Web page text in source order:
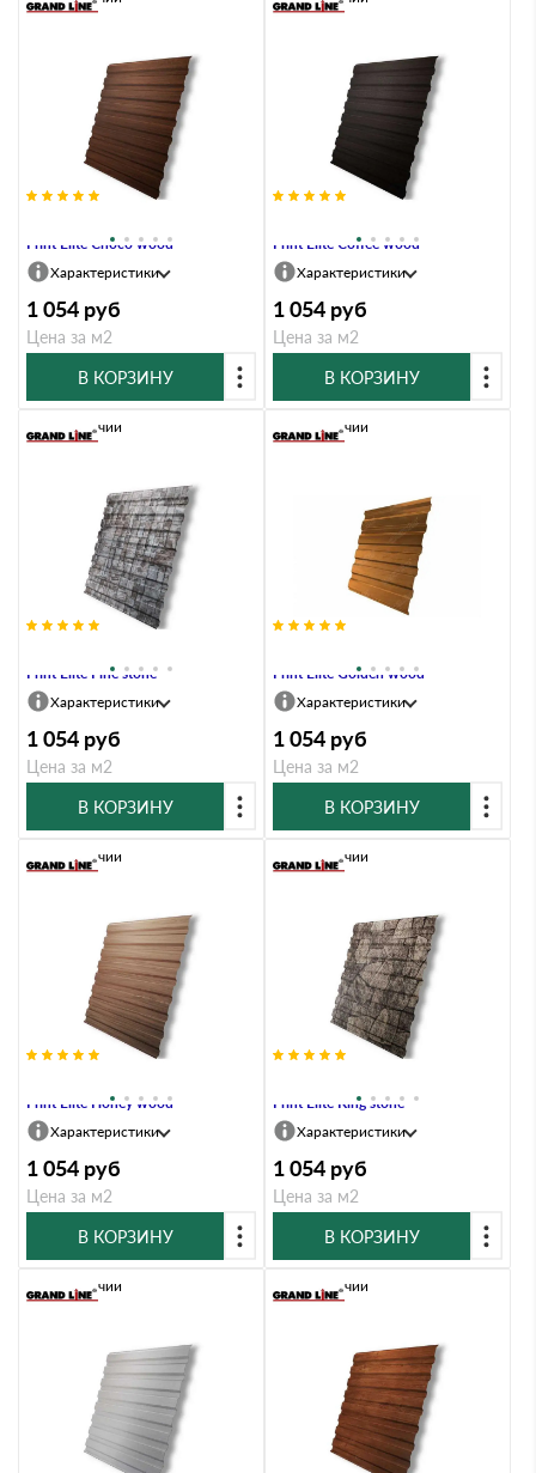
Print Elite Choco wood
Характеристики
1 054 руб
Цена за м2
В КОРЗИНУ
Print Elite Coffee wood
Характеристики
1 054 руб
Цена за м2
В КОРЗИНУ
Print Elite Fine stone
В наличии
Характеристики
1 054 руб
Цена за м2
В КОРЗИНУ
Print Elite Golden wood
В наличии
Характеристики
1 054 руб
Цена за м2
В КОРЗИНУ
Print Elite Honey wood
В наличии
Характеристики
1 054 руб
Цена за м2
В КОРЗИНУ
Print Elite King stone
В наличии
Характеристики
1 054 руб
Цена за м2
В КОРЗИНУ
В наличии В наличии